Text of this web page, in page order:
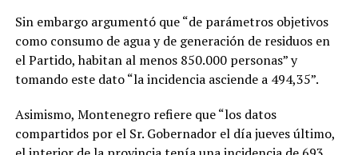
Sin embargo argumentó que “de parámetros objetivos
como consumo de agua y de generación de residuos en
el Partido, habitan al menos 850.000 personas” y
tomando este dato “la incidencia asciende a 494,35”.
Asimismo, Montenegro refiere que “los datos
compartidos por el Sr. Gobernador el día jueves último,